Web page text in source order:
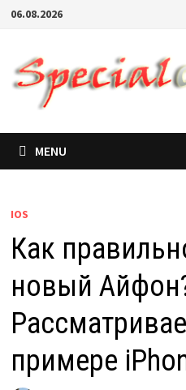
06.08.2026
MENU
IOS
Как
новый
примере